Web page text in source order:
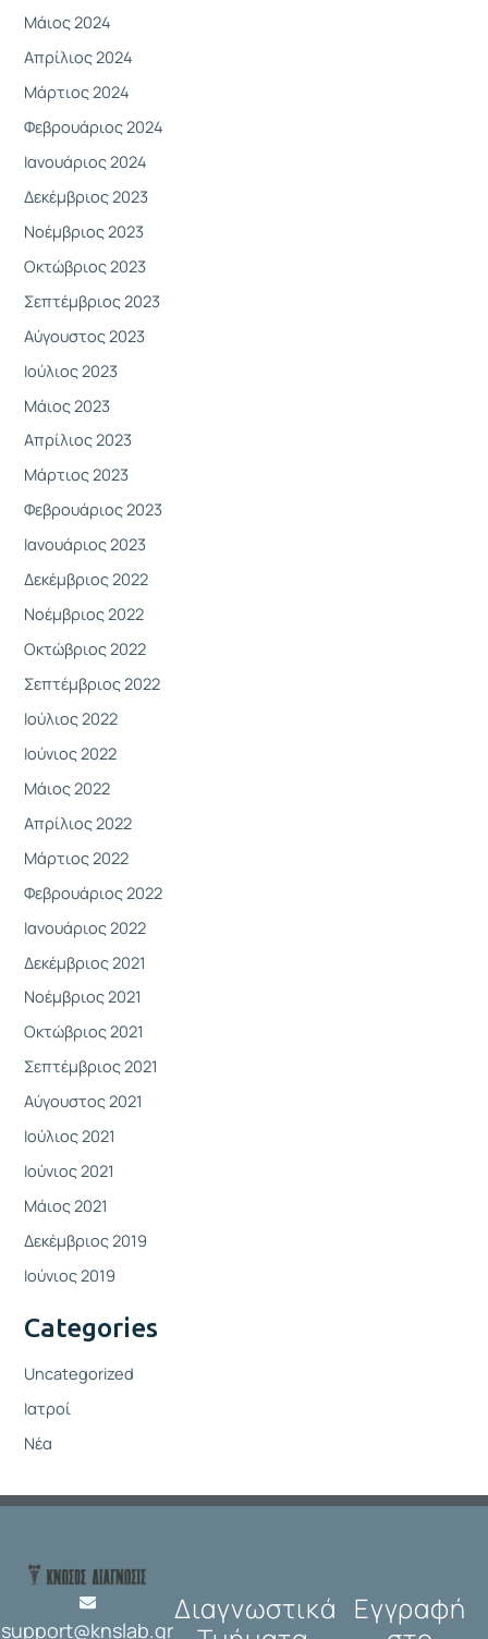
Μάιος 2024
Απρίλιος 2024
Μάρτιος 2024
Φεβρουάριος 2024
Ιανουάριος 2024
Δεκέμβριος 2023
Νοέμβριος 2023
Οκτώβριος 2023
Σεπτέμβριος 2023
Αύγουστος 2023
Ιούλιος 2023
Μάιος 2023
Απρίλιος 2023
Μάρτιος 2023
Φεβρουάριος 2023
Ιανουάριος 2023
Δεκέμβριος 2022
Νοέμβριος 2022
Οκτώβριος 2022
Σεπτέμβριος 2022
Ιούλιος 2022
Ιούνιος 2022
Μάιος 2022
Απρίλιος 2022
Μάρτιος 2022
Φεβρουάριος 2022
Ιανουάριος 2022
Δεκέμβριος 2021
Νοέμβριος 2021
Οκτώβριος 2021
Σεπτέμβριος 2021
Αύγουστος 2021
Ιούλιος 2021
Ιούνιος 2021
Μάιος 2021
Δεκέμβριος 2019
Ιούνιος 2019
Categories
Uncategorized
Ιατροί
Νέα
support@knslab.gr
Διαγνωστικά Εγγραφή